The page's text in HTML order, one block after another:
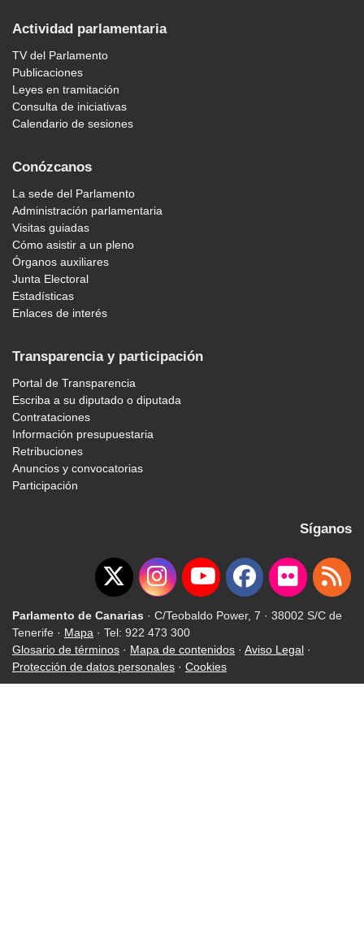
Actividad parlamentaria
TV del Parlamento
Publicaciones
Leyes en tramitación
Consulta de iniciativas
Calendario de sesiones
Conózcanos
La sede del Parlamento
Administración parlamentaria
Visitas guiadas
Cómo asistir a un pleno
Órganos auxiliares
Junta Electoral
Estadísticas
Enlaces de interés
Transparencia y participación
Portal de Transparencia
Escriba a su diputado o diputada
Contrataciones
Información presupuestaria
Retribuciones
Anuncios y convocatorias
Participación
Síganos
Parlamento de Canarias · C/Teobaldo Power, 7 · 38002 S/C de
Tenerife · Mapa · Tel: 922 473 300
Glosario de términos · Mapa de contenidos · Aviso Legal ·
Protección de datos personales · Cookies